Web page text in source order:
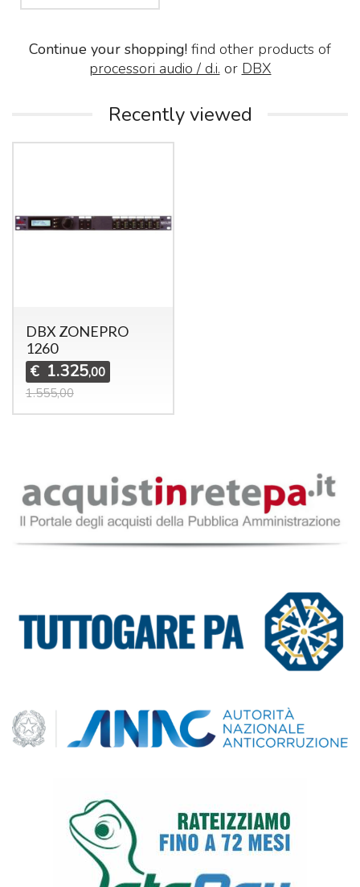
Continue your shopping! find other products of
processori audio / d.i. or DBX
Recently viewed
DBX ZONEPRO
1260
€ 1.325,00
1.555,00